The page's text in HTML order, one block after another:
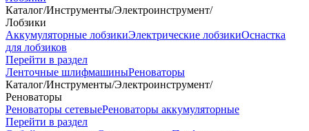
Каталог/Инструменты/Электроинструмент/
Лобзики
Аккумуляторные лобзикиЭлектрические лобзикиОснастка
для лобзиков
Перейти в раздел
Ленточные шлифмашиныРеноваторы
Каталог/Инструменты/Электроинструмент/
Реноваторы
Реноваторы сетевыеРеноваторы аккумуляторные
Перейти в раздел